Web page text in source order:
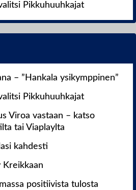
Pikkuhuuhkajat
– ”Hankala ysikymppinen”
Pikkuhuuhkajat
Viroa vastaan – katso
tai Viaplaylta
kahdesti
Kreikkaan
positiivista tulosta